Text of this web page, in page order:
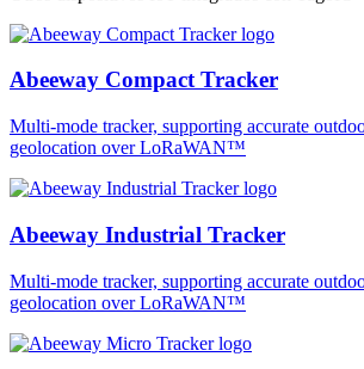
Abeeway Compact Tracker
Multi-mode tracker, supporting accurate
geolocation over LoRaWAN™
Abeeway Industrial Tracker
Multi-mode tracker, supporting accurate
geolocation over LoRaWAN™